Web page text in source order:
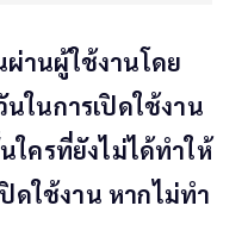
ผ่านผู้ใช้งานโดย
ในการเปิดใช้งาน
ใครที่ยังไม่ได้ทำให้
ดใช้งาน หากไม่ทำ